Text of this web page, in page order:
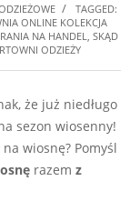
TAGGED:
ONLINE KOLEKCJA
NA HANDEL
SKĄD
ODZIEŻY
że już niedługo
sezon wiosenny!
na wiosnę? Pomyśl
razem z